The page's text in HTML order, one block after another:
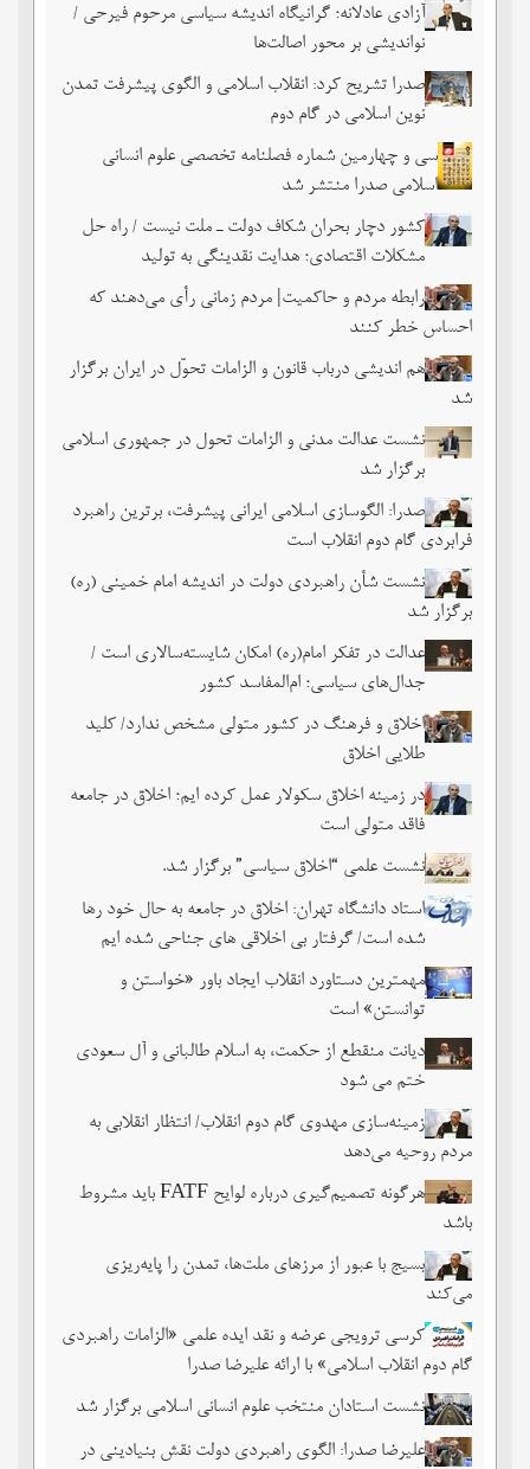
آزادی عادلانه؛ گرانیگاه اندیشه سیاسی مرحوم فیرحی /
نواندیشی بر محور اصالت‌ها
صدرا تشریح کرد: انقلاب اسلامی و الگوی پیشرفت تمدن
نوین اسلامی در گام دوم
سی و چهارمین شماره فصلنامه تخصصی علوم انسانی
اسلامی صدرا منتشر شد
کشور دچار بحران شکاف دولت ـ ملت نیست / راه حل
مشکلات اقتصادی؛ هدایت نقدینگی به تولید
رابطه مردم و حاکمیت| مردم زمانی رأی می‌دهند که
احساس خطر ‌کنند
هم اندیشی درباب قانون و الزامات تحوّل در ایران برگزار
شد
نشست عدالت مدنی و الزامات تحول در جمهوری اسلامی
برگزار شد
صدرا: الگوسازی اسلامی ایرانی پیشرفت، برترین راهبرد
فرابردی گام دوم انقلاب است
نشست شأن راهبردی دولت در اندیشه امام خمینی (ره)
برگزار شد
عدالت در تفکر امام(ره) امکان شایسته‌سالاری است /
جدال‌های سیاسی؛ ام‌المفاسد کشور
اخلاق و فرهنگ در کشور متولی مشخص ندارد/ کلید
طلایی اخلاق
در زمینه اخلاق سکولار عمل کرده ایم؛ اخلاق در جامعه
فاقد متولی است
نشست علمی “اخلاق سیاسی” برگزار شد.
استاد دانشگاه تهران: اخلاق در جامعه به حال خود رها
شده است/ گرفتار بی اخلاقی های جناحی شده ایم
مهمترین دستاورد انقلاب ایجاد باور «خواستن و
توانستن» است
دیانت منقطع از حکمت، به اسلام طالبانی و آل سعودی
ختم می شود
زمینه‌سازی مهدوی گام دوم انقلاب/ انتظار انقلابی به
مردم روحیه می‌دهد
هرگونه تصمیم‌گیری درباره لوایح FATF باید مشروط
باشد
بسیج با عبور از مرزهای ملت‌‌ها، تمدن را پایه‌ریزی
می‌کند
کرسی ترویجی عرضه و نقد ایده علمی «الزامات راهبردی
گام دوم انقلاب اسلامی» با ارائه علیرضا صدرا
نشست استادان منتخب علوم انسانی اسلامی برگزار شد
علیرضا صدرا: الگوی راهبردی دولت نقش بنیادینی در